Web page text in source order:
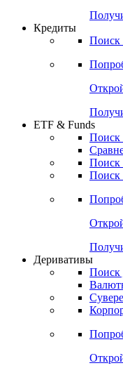
Кредиты
Поиск
ETF & Funds
Поиск
Поиск
Деривативы
Поиск